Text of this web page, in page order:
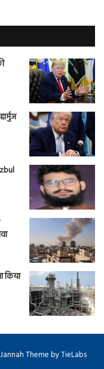
किया
Jannah Theme by TieLabs